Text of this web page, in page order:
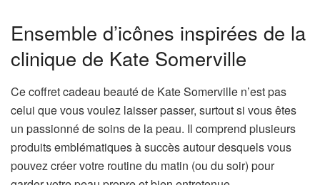
Ensemble d’icônes inspirées de la
clinique de Kate Somerville
Ce coffret cadeau beauté de Kate Somerville n’est pas
celui que vous voulez laisser passer, surtout si vous êtes
un passionné de soins de la peau. Il comprend plusieurs
produits emblématiques à succès autour desquels vous
pouvez créer votre routine du matin (ou du soir) pour